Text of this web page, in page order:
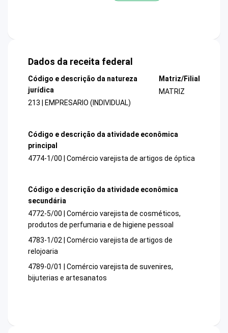
Dados da receita federal
Código e descrição da natureza
jurídica
213 | EMPRESARIO (INDIVIDUAL)
Matriz/Filial
MATRIZ
Código e descrição da atividade econômica
principal
4774-1/00 | Comércio varejista de artigos de óptica
Código e descrição da atividade econômica
secundária
4772-5/00 | Comércio varejista de cosméticos,
produtos de perfumaria e de higiene pessoal
4783-1/02 | Comércio varejista de artigos de
relojoaria
4789-0/01 | Comércio varejista de suvenires,
bijuterias e artesanatos